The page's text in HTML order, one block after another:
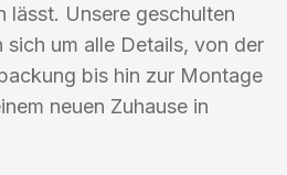
lässt. Unsere geschulten
sich um alle Details, von der
bis hin zur Montage
neuen Zuhause in